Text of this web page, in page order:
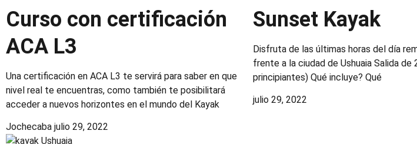
Curso con certificación
ACA L3
Una certificación en ACA L3 te servirá para saber en que
nivel real te encuentras, como también te posibilitará
acceder a nuevos horizontes en el mundo del Kayak
Jochecaba julio 29, 2022
Sunset Kayak
Disfruta de las últimas horas del día
frente a la ciudad de Ushuaia Salida de
principiantes) Qué incluye? Qué
julio 29, 2022